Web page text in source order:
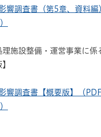
響調査書（第5章、資料編
施設整備・運営事業に係
響調査書【概要版】（PDF